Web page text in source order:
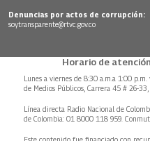
Denuncias por actos de corrupción:
soytransparente@rtvc.gov.co
Horario de
Lunes a viernes de 8:30 a.m.a 1:00
de Medios Públicos, Carrera 45 # 26-33,
Línea directa Radio Nacional de
de Colombia: 01 8000 118 959.